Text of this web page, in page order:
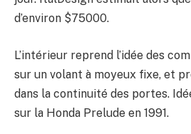
d’environ $75000.
L’intérieur reprend l’idée des
sur un volant à moyeux fixe, et
dans la continuité des portes.
sur la Honda Prelude en 1991.